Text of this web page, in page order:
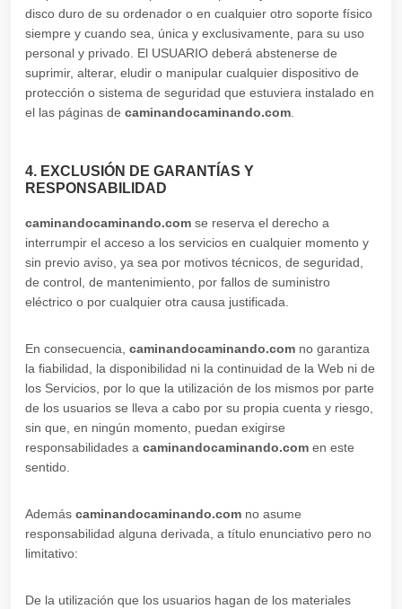
disco duro de su ordenador o en cualquier otro soporte físico
siempre y cuando sea, única y exclusivamente, para su uso
personal y privado. El USUARIO deberá abstenerse de
suprimir, alterar, eludir o manipular cualquier dispositivo de
protección o sistema de seguridad que estuviera instalado en
el las páginas de caminandocaminando.com
4. EXCLUSIÓN DE GARANTÍAS Y
RESPONSABILIDAD
caminandocaminando.com se reserva el derecho a
interrumpir el acceso a los servicios en cualquier momento y
sin previo aviso, ya sea por motivos técnicos, de seguridad,
de control, de mantenimiento, por fallos de suministro
eléctrico o por cualquier otra causa justificada.
En consecuencia, caminandocaminando.com no garantiza
la fiabilidad, la disponibilidad ni la continuidad de la Web ni de
los Servicios, por lo que la utilización de los mismos por parte
de los usuarios se lleva a cabo por su propia cuenta y riesgo,
sin que, en ningún momento, puedan exigirse
responsabilidades a caminandocaminando.com en este
sentido.
Además caminandocaminando.com no asume
responsabilidad alguna derivada, a título enunciativo pero no
limitativo:
De la utilización que los usuarios hagan de los materiales